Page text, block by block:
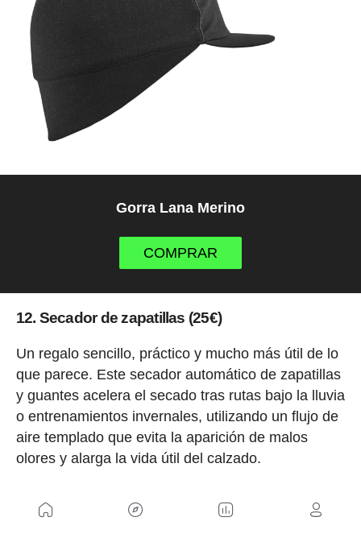
Gorra Lana Merino
COMPRAR
12. Secador de zapatillas (25€)
Un regalo sencillo, práctico y mucho más útil de lo
que parece. Este secador automático de zapatillas
y guantes acelera el secado tras rutas bajo la lluvia
o entrenamientos invernales, utilizando un flujo de
aire templado que evita la aparición de malos
olores y alarga la vida útil del calzado.
permiten dejarlo funcionando con total tranquilidad,